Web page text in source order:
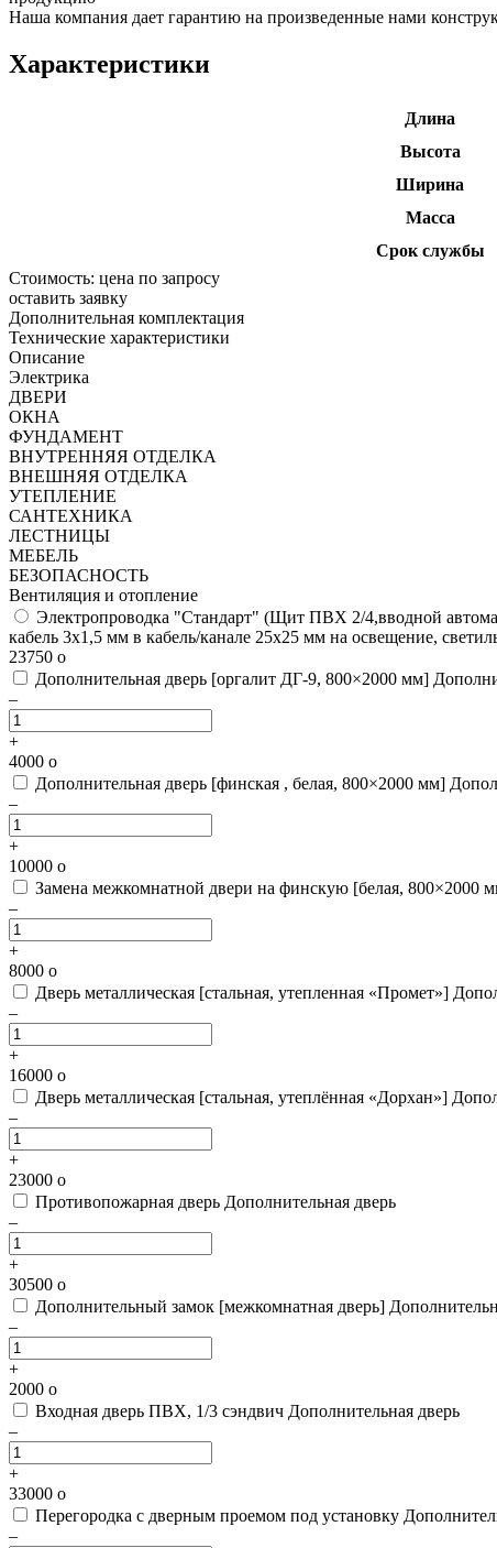
Наша компания дает гарантию на произведенные нами
Характеристики
Длина
Высота
Ширина
Масса
Срок службы
Стоимость: цена по запросу
оставить заявку
Дополнительная комплектация
Технические характеристики
Описание
Электрика
ДВЕРИ
ОКНА
ФУНДАМЕНТ
ВНУТРЕННЯЯ ОТДЕЛКА
ВНЕШНЯЯ ОТДЕЛКА
УТЕПЛЕНИЕ
САНТЕХНИКА
ЛЕСТНИЦЫ
МЕБЕЛЬ
БЕЗОПАСНОСТЬ
Вентиляция и отопление
Электропроводка "Стандарт" (Щит ПВХ 2/4,вводной
кабель 3х1,5 мм в кабель/канале 25х25 мм на освещение,
23750 o
Дополнительная дверь [оргалит ДГ-9, 800×2000 мм]
–
+
4000 o
Дополнительная дверь [финская , белая, 800×2000 мм]
–
+
10000 o
Замена межкомнатной двери на финскую [белая, 800×2000
–
+
8000 o
Дверь металлическая [стальная, утепленная «Промет»]
–
+
16000 o
Дверь металлическая [стальная, утеплённая «Дорхан»]
–
+
23000 o
Противопожарная дверь Дополнительная дверь
–
+
30500 o
Дополнительный замок [межкомнатная дверь]
–
+
2000 o
Входная дверь ПВХ, 1/3 сэндвич Дополнительная дверь
–
+
33000 o
Перегородка с дверным проемом под установку
–